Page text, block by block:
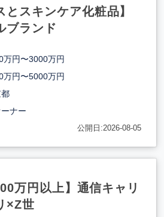
とスキンケア化粧品】
ブランド
万円〜3000万円
万円〜5000万円
ナー
公開日:2026-08-05
万円以上】通信キャリ
×Z世